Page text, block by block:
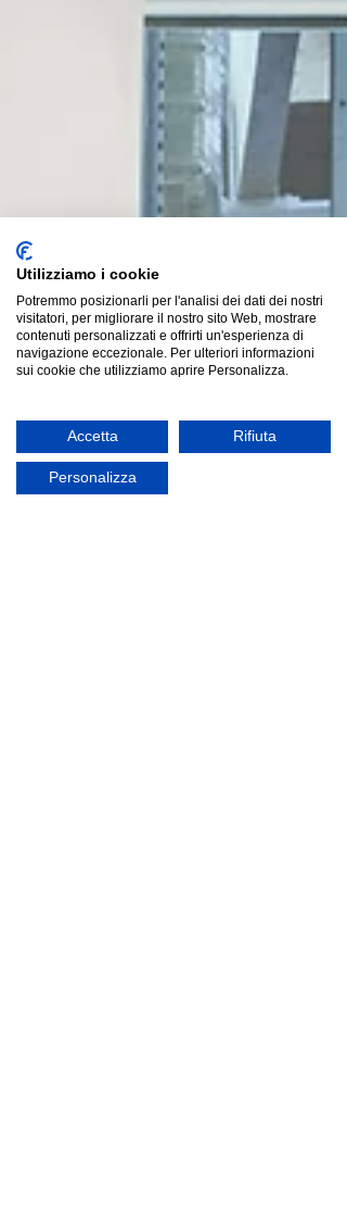
Utilizziamo i cookie
Potremmo posizionarli per l'analisi dei dati dei nostri
visitatori, per migliorare il nostro sito Web, mostrare
contenuti personalizzati e offrirti un'esperienza di
navigazione eccezionale. Per ulteriori informazioni
sui cookie che utilizziamo aprire Personalizza.
Accetta Rifiuta
Personalizza